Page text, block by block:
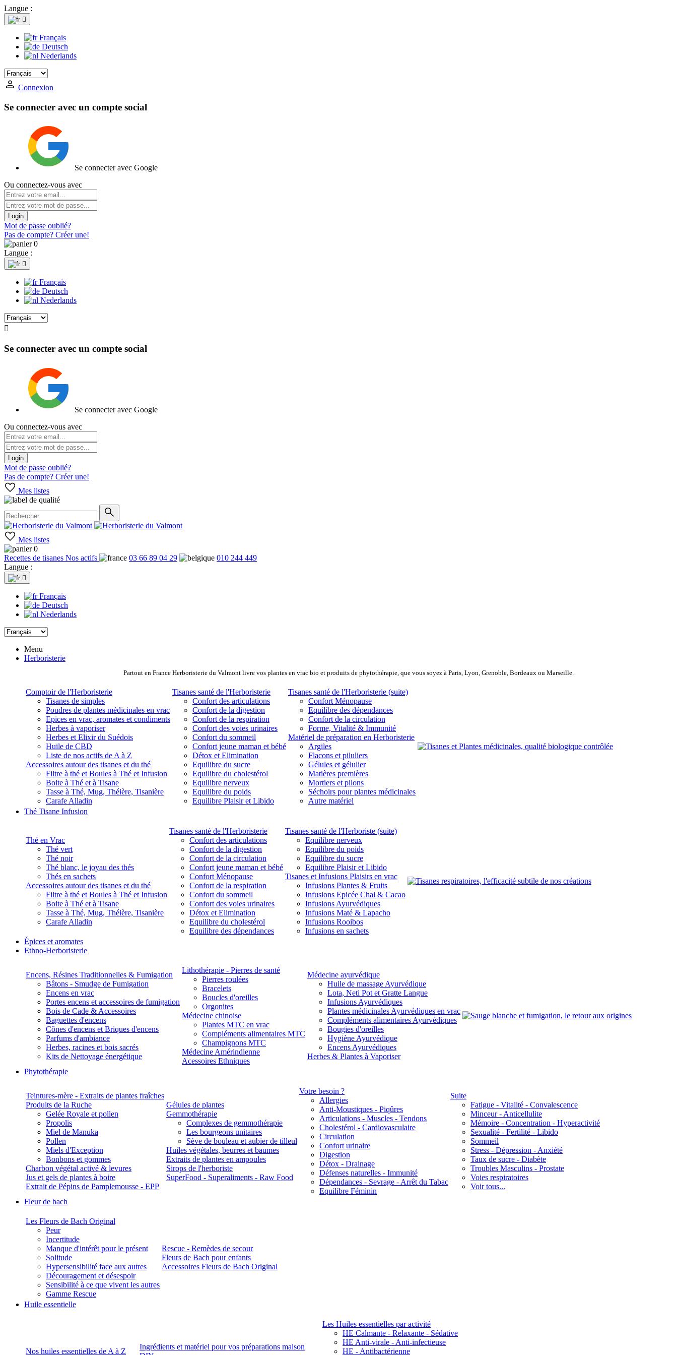
Langue :

Français
Deutsch
Nederlands
Connexion
Se connecter avec un compte social
Se connecter avec Google
Ou connectez-vous avec
Login
Mot de passe oublié?
Pas de compte? Créer une!
0
Langue :

Français
Deutsch
Nederlands

Se connecter avec un compte social
Se connecter avec Google
Ou connectez-vous avec
Login
Mot de passe oublié?
Pas de compte? Créer une!
Mes listes
Mes listes
0
Recettes de tisanes Nos actifs 03 66 89 04 29
010 244 449
Langue :

Français
Deutsch
Nederlands
Menu
Herboristerie
Partout en France Herboristerie du Valmont livre vos plantes en vrac bio et produits de phytothérapie, que vous soyez à Paris, Lyon, Grenoble, Bordeaux ou Marseille.
Comptoir de l'Herboristerie
Tisanes de simples
Poudres de plantes médicinales en vrac
Epices en vrac, aromates et condiments
Herbes à vaporiser
Herbes et Elixir du Suédois
Huile de CBD
Liste de nos actifs de A à Z
Accessoires autour des tisanes et du thé
Filtre à thé et Boules à Thé et Infusion
Boite à Thé et à Tisane
Tasse à Thé, Mug, Théière, Tisanière
Carafe Alladin
Tisanes santé de l'Herboristerie
Confort des articulations
Confort de la digestion
Confort de la respiration
Confort des voies urinaires
Confort du sommeil
Confort jeune maman et bébé
Détox et Elimination
Equilibre du sucre
Equilibre du cholestérol
Equilibre nerveux
Equilibre du poids
Equilibre Plaisir et Libido
Tisanes santé de l'Herboristerie (suite)
Confort Ménopause
Equilibre des dépendances
Confort de la circulation
Forme, Vitalité & Immunité
Matériel de préparation en Herboristerie
Argiles
Flacons et piluliers
Gélules et gélulier
Matières premières
Mortiers et pilons
Séchoirs pour plantes médicinales
Autre matériel
Thé Tisane Infusion
Thé en Vrac
Thé vert
Thé noir
Thé blanc, le joyau des thés
Thés en sachets
Accessoires autour des tisanes et du thé
Filtre à thé et Boules à Thé et Infusion
Boite à Thé et à Tisane
Tasse à Thé, Mug, Théière, Tisanière
Carafe Alladin
Tisanes santé de l'Herboristerie
Confort des articulations
Confort de la digestion
Confort de la circulation
Confort jeune maman et bébé
Confort Ménopause
Confort de la respiration
Confort du sommeil
Confort des voies urinaires
Détox et Elimination
Equilibre du cholestérol
Equilibre des dépendances
Tisanes santé de l'Herboriste (suite)
Equilibre nerveux
Equilibre du poids
Equilibre du sucre
Equilibre Plaisir et Libido
Tisanes et Infusions Plaisirs en vrac
Infusions Plantes & Fruits
Infusions Epicée Chai & Cacao
Infusions Ayurvédiques
Infusions Maté & Lapacho
Infusions Rooibos
Infusions en sachets
Épices et aromates
Ethno-Herboristerie
Encens, Résines Traditionnelles & Fumigation
Bâtons - Smudge de Fumigation
Encens en vrac
Portes encens et accessoires de fumigation
Bois de Cade & Accessoires
Baguettes d'encens
Cônes d'encens et Briques d'encens
Parfums d'ambiance
Herbes, racines et bois sacrés
Kits de Nettoyage énergétique
Lithothérapie - Pierres de santé
Pierres roulées
Bracelets
Boucles d'oreilles
Orgonites
Médecine chinoise
Plantes MTC en vrac
Compléments alimentaires MTC
Champignons MTC
Médecine Amérindienne
Acessoires Ethniques
Médecine ayurvédique
Huile de massage Ayurvédique
Lota, Neti Pot et Gratte Langue
Infusions Ayurvédiques
Plantes médicinales Ayurvédiques en vrac
Compléments alimentaires Ayurvédiques
Bougies d'oreilles
Hygiène Ayurvédique
Encens Ayurvédiques
Herbes & Plantes à Vaporiser
Phytothérapie
Teintures-mère - Extraits de plantes fraîches
Produits de la Ruche
Gelée Royale et pollen
Propolis
Miel de Manuka
Pollen
Miels d'Exception
Bonbons et gommes
Charbon végétal activé & levures
Jus et gels de plantes à boire
Extrait de Pépins de Pamplemousse - EPP
Gélules de plantes
Gemmothérapie
Complexes de gemmothérapie
Les bourgeons unitaires
Sève de bouleau et aubier de tilleul
Huiles végétales, beurres et baumes
Extraits de plantes en ampoules
Sirops de l'herboriste
SuperFood - Superaliments - Raw Food
Votre besoin ?
Allergies
Anti-Moustiques - Piqûres
Articulations - Muscles - Tendons
Cholestérol - Cardiovasculaire
Circulation
Confort urinaire
Digestion
Détox - Drainage
Défenses naturelles - Immunité
Dépendances - Sevrage - Arrêt du Tabac
Equilibre Féminin
Suite
Fatigue - Vitalité - Convalescence
Minceur - Anticellulite
Mémoire - Concentration - Hyperactivité
Sexualité - Fertilité - Libido
Sommeil
Stress - Dépression - Anxiété
Taux de sucre - Diabète
Troubles Masculins - Prostate
Voies respiratoires
Voir tous...
Fleur de bach
Les Fleurs de Bach Original
Peur
Incertitude
Manque d'intérêt pour le présent
Solitude
Hypersensibilité face aux autres
Découragement et désespoir
Sensibilité à ce que vivent les autres
Gamme Rescue
Rescue - Remèdes de secour
Fleurs de Bach pour enfants
Accessoires Fleurs de Bach Original
Huile essentielle
Nos huiles essentielles de A à Z
Ingrédients et matériel pour vos préparations maison
Les Huiles essentielles par activité
HE Calmante - Relaxante - Sédative
HE Anti-virale - Anti-infectieuse
HE - Antibactérienne